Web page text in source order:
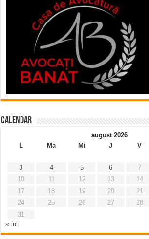
Calendar
august 2026
L
Ma Mi J V
3
4 5 6 7
10
11 12 13 14
17
18 19 20 21
24
25 26 27 28
31
« iul.